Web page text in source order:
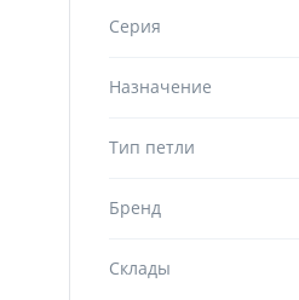
Серия
Назначение
Тип петли
Бренд
Склады